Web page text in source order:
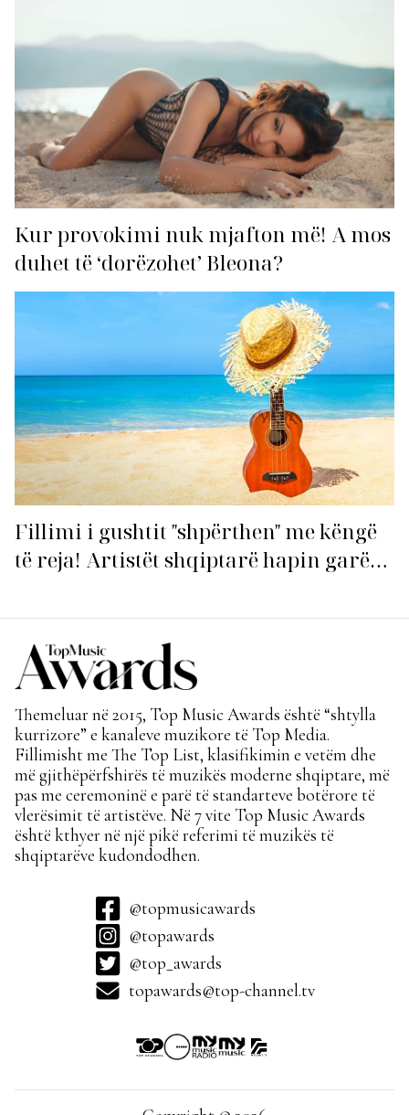
Kur provokimi nuk mjafton më! A mos
duhet të ‘dorëzohet’ Bleona?
Fillimi i gushtit "shpërthen" me këngë
të reja! Artistët shqiptarë hapin garën
Themeluar në 2015, Top Music Awards është “shtylla
kurrizore” e kanaleve muzikore të Top Media.
Fillimisht me The Top List, klasifikimin e vetëm dhe
më gjithëpërfshirës të muzikës moderne shqiptare, më
pas me ceremoninë e parë të standarteve botërore të
vlerësimit të artistëve. Në 7 vite Top Music Awards
është kthyer në një pikë referimi të muzikës të
shqiptarëve kudondodhen.
@topmusicawards
@topawards
@top_awards
topawards@top-channel.tv